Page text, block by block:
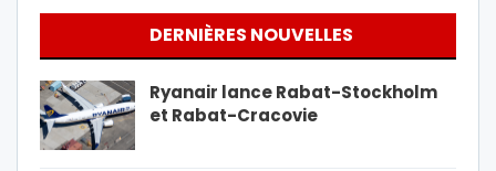
DERNIÈRES NOUVELLES
Ryanair lance Rabat-Stockholm
et Rabat-Cracovie